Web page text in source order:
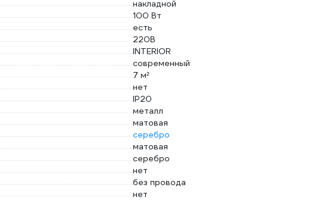
накладной
100 Вт
есть
220В
INTERIOR
современный
7 м²
нет
IP20
металл
матовая
серебро
матовая
серебро
нет
без провода
нет